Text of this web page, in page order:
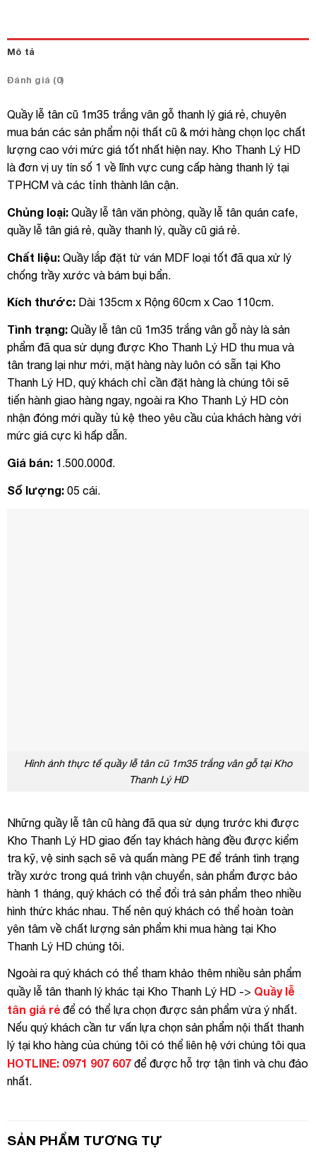
Mô tả
Đánh giá (0)
Quầy lễ tân cũ 1m35 trắng vân gỗ thanh lý giá rẻ, chuyên
mua bán các sản phẩm nội thất cũ & mới hàng chọn lọc chất
lượng cao với mức giá tốt nhất hiện nay. Kho Thanh Lý HD
là đơn vị uy tín số 1 về lĩnh vực cung cấp hàng thanh lý tại
TPHCM và các tỉnh thành lân cận.
Chủng loại: Quầy lễ tân văn phòng, quầy lễ tân quán cafe,
quầy lễ tân giá rẻ, quầy thanh lý, quầy cũ giá rẻ.
Chất liệu: Quầy lắp đặt từ ván MDF loại tốt đã qua xử lý
chống trầy xước và bám bụi bẩn.
Kích thước: Dài 135cm x Rộng 60cm x Cao 110cm.
Tình trạng: Quầy lễ tân cũ 1m35 trắng vân gỗ này là sản
phẩm đã qua sử dụng được Kho Thanh Lý HD thu mua và
tân trang lại như mới, mặt hàng này luôn có sẵn tại Kho
Thanh Lý HD, quý khách chỉ cần đặt hàng là chúng tôi sẽ
tiến hành giao hàng ngay, ngoài ra Kho Thanh Lý HD còn
nhận đóng mới quầy tủ kệ theo yêu cầu của khách hàng với
mức giá cực kì hấp dẫn.
Giá bán: 1.500.000đ.
Số lượng: 05 cái.
Hình ảnh thực tế quầy lễ tân cũ 1m35 trắng vân gỗ tại Kho
Thanh Lý HD
Những quầy lễ tân cũ hàng đã qua sử dụng trước khi được
Kho Thanh Lý HD giao đến tay khách hàng đều được kiểm
tra kỹ, vệ sinh sạch sẽ và quấn màng PE để tránh tình trạng
trầy xước trong quá trình vận chuyển, sản phẩm được bảo
hành 1 tháng, quý khách có thể đổi trả sản phẩm theo nhiều
hình thức khác nhau. Thế nên quý khách có thể hoàn toàn
yên tâm về chất lượng sản phẩm khi mua hàng tại Kho
Thanh Lý HD chúng tôi.
Ngoài ra quý khách có thể tham khảo thêm nhiều sản phẩm
quầy lễ tân thanh lý khác tại Kho Thanh Lý HD -> Quầy lễ
tân giá rẻ để có thể lựa chọn được sản phẩm vừa ý nhất.
Nếu quý khách cần tư vấn lựa chọn sản phẩm nội thất thanh
lý tại kho hàng của chúng tôi có thể liên hệ với chúng tôi qua
HOTLINE: 0971 907 607 để được hỗ trợ tận tình và chu đáo
nhất.
SẢN PHẨM TƯƠNG TỰ